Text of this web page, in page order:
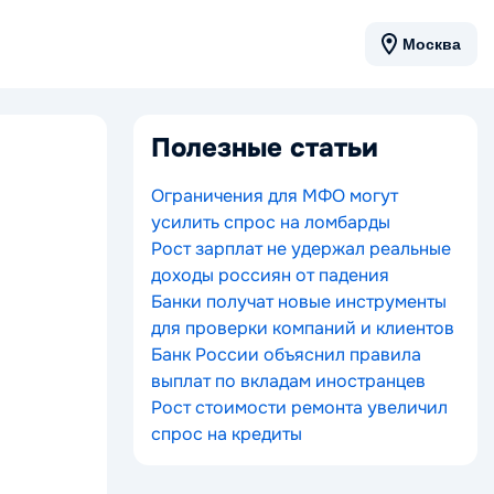
Москва
Полезные статьи
Ограничения для МФО могут
усилить спрос на ломбарды
Рост зарплат не удержал реальные
доходы россиян от падения
Банки получат новые инструменты
для проверки компаний и клиентов
Банк России объяснил правила
выплат по вкладам иностранцев
Рост стоимости ремонта увеличил
спрос на кредиты